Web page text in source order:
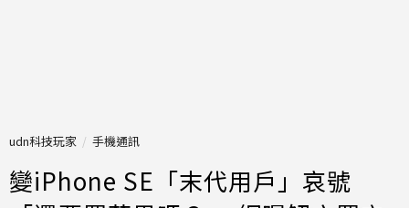
udn科技玩家 手機通訊
變iPhone SE「末代用戶」哀號